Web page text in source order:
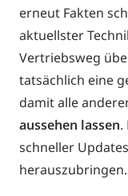
erneut Fakten
aktuellster
Vertriebsweg
tatsächlich eine
damit alle
aussehen lassen.
schneller
herauszubringen.